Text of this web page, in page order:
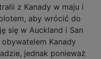
z Kanady w maju i
aby wrócić do
się w Auckland i San
Kanady
jednak ponieważ